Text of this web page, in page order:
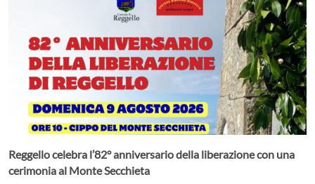
Reggello celebra l’82° anniversario della liberazione con una
cerimonia al Monte Secchieta